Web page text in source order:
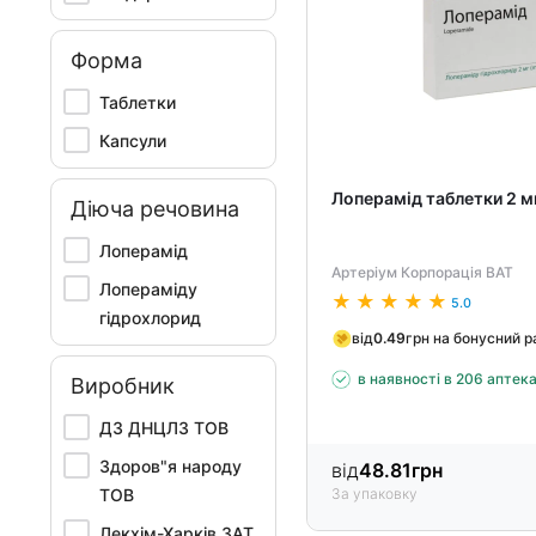
Форма
Таблетки
Капсули
Діюча речовина
Лоперамід
Лопераміду
гідрохлорид
Виробник
ДЗ ДНЦЛЗ ТОВ
Здоров"я народу
ТОВ
Лоперамід таблетки 2
Артеріум Корпорація ВАТ
5.0
від0.49грн на бонусний
в наявності в 206
від48.81грн
За упаковку